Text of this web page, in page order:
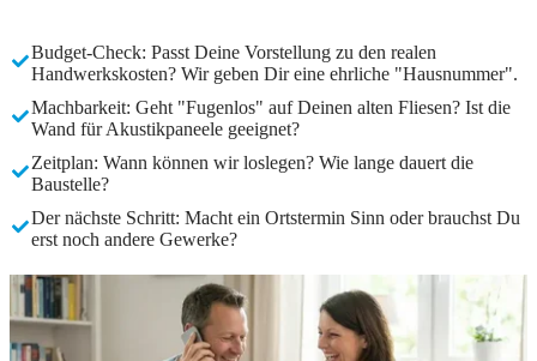
Budget-Check: Passt Deine Vorstellung zu den realen
Handwerkskosten? Wir geben Dir eine ehrliche "Hausnummer".
Machbarkeit: Geht "Fugenlos" auf Deinen alten Fliesen? Ist die
Wand für Akustikpaneele geeignet?
Zeitplan: Wann können wir loslegen? Wie lange dauert die
Baustelle?
Der nächste Schritt: Macht ein Ortstermin Sinn oder brauchst Du
erst noch andere Gewerke?